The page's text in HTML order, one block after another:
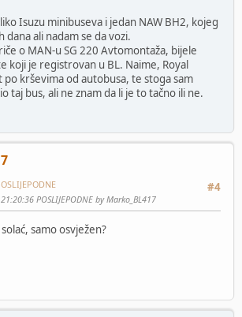
Isuzu minibuseva i jedan NAW BH2, kojeg
dana ali nadam se da vozi.
o MAN-u SG 220 Avtomontaža, bijele
koji je registrovan u BL. Naime, Royal
po krševima od autobusa, te stoga sam
taj bus, ali ne znam da li je to tačno ili ne.
#4
POSLIJEPODNE by Marko_BL417
samo osvježen?